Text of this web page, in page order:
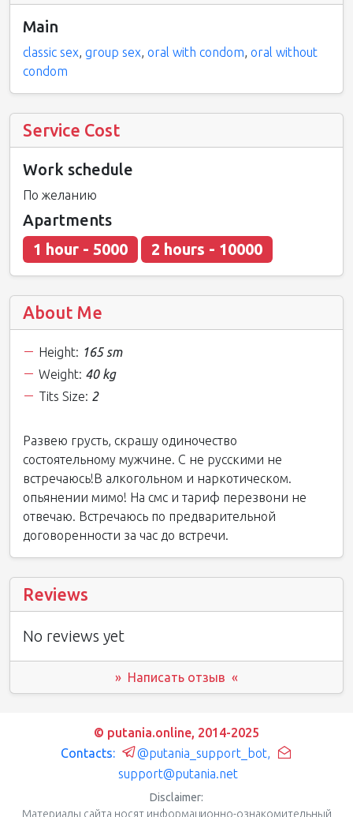
Main
classic sex, group sex, oral with condom, oral without
condom
Service Cost
Work schedule
По желанию
Аpartments
1 hour - 5000
2 hours - 10000
About Me
Height: 165 sm
Weight: 40 kg
Tits Size: 2
Развею грусть, скрашу одиночество
состоятельному мужчине. С не русскими не
встречаюсь!В алкогольном и наркотическом.
опьянении мимо! На смс и тариф перезвони не
отвечаю. Встречаюсь по предварительной
договоренности за час до встречи.
Reviews
No reviews yet
» Написать отзыв «
© putania.online, 2014-2025
Contacts:
@putania_support_bot,
support@putania.net
Disclaimer:
Материалы сайта носят информационно-ознакомительный